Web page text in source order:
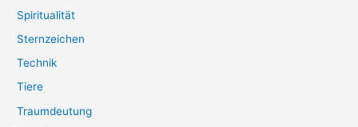
Spiritualität
Sternzeichen
Technik
Tiere
Traumdeutung